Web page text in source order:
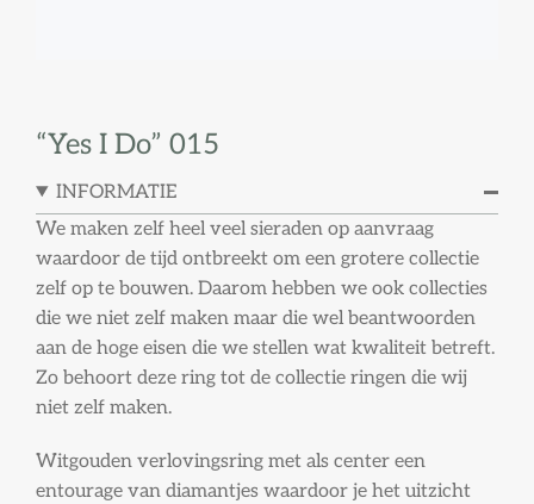
“Yes I Do” 015
INFORMATIE
We maken zelf heel veel sieraden op aanvraag
waardoor de tijd ontbreekt om een grotere collectie
zelf op te bouwen. Daarom hebben we ook collecties
die we niet zelf maken maar die wel beantwoorden
aan de hoge eisen die we stellen wat kwaliteit betreft.
Zo behoort deze ring tot de collectie ringen die wij
niet zelf maken.
Witgouden verlovingsring met als center een
entourage van diamantjes waardoor je het uitzicht